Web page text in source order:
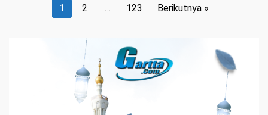
1 2 … 123 Berikutnya »